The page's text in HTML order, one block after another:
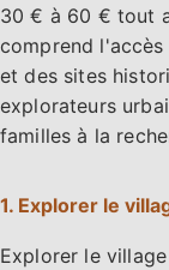
30 € à 60 € tout
comprend l'accès
et des sites
explorateurs
familles à la
1. Explorer le
Explorer le